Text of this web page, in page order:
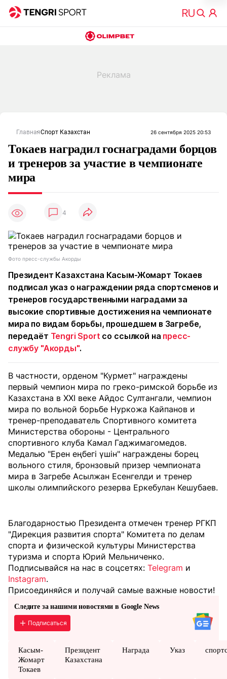
ГлавнаяСпорт Казахстан 26 сентября 2025 20:53
Токаев наградил госнаградами борцов
и тренеров за участие в чемпионате
мира
4
Фото пресс-службы Акорды
Президент Казахстана Касым-Жомарт Токаев
подписал указ о награждении ряда спортсменов и
тренеров государственными наградами за
высокие спортивные достижения на чемпионате
мира по видам борьбы, прошедшем в Загребе,
передаёт Tengri Sport со ссылкой на пресс-
службу "Акорды".
В частности, орденом "Курмет" награждены
первый чемпион мира по греко-римской борьбе из
Казахстана в XXI веке Айдос Султангали, чемпион
мира по вольной борьбе Нуркожа Кайпанов и
тренер-преподаватель Спортивного комитета
Министерства обороны - Центрального
спортивного клуба Камал Гаджимагомедов.
Медалью "Ерен еңбегі үшін" награждены борец
вольного стиля, бронзовый призер чемпионата
мира в Загребе Асылжан Есенгелди и тренер
школы олимпийского резерва Еркебулан Кешубаев.
Благодарностью Президента отмечен тренер РГКП
"Дирекция развития спорта" Комитета по делам
спорта и физической культуры Министерства
туризма и спорта Юрий Мельниченко.
Подписывайся на нас в соцсетях: Telegram и
Instagram.
Присоединяйся и получай самые важные новости!
Следите за нашими новостями в Google News
Подписаться
Касым-
Жомарт
Токаев
Президент
Казахстана
Награда Указ